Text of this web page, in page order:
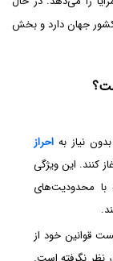
کوینکس بیش از دو میلیون کاربر در بیش از 100 کشور جهان دارد و بخش
نیاز به احراز
کنند. این ویژگی
با محدودیت‌های
قوانین خود از